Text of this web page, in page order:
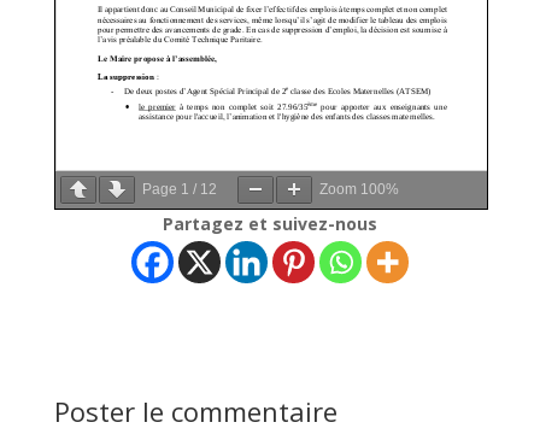
Page 1 / 12 Zoom 100%
Partagez et suivez-nous
Poster le commentaire